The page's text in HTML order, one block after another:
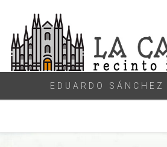
content
EDUARDO SÁNCHEZ